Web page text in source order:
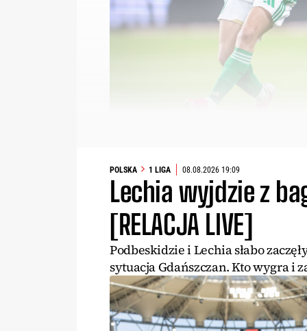
POLSKA 1 LIGA 08.08.2026 19:09
Lechia wyjdzie z
[RELACJA LIVE]
Podbeskidzie i Lechia słabo
sytuacja Gdańszczan. Kto wygra i